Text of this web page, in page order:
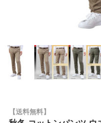
【送料無料】